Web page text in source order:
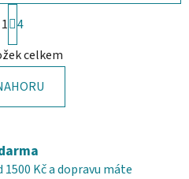
O
v
l
á
d
c
í
S
t
r
á
n
k
n
í
1 4
celkem
1500 Kč a dopravu máte